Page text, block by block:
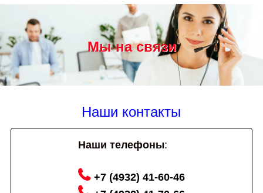
Мы на связи
Наши контакты
Наши телефоны:
+7 (4932) 41-60-46